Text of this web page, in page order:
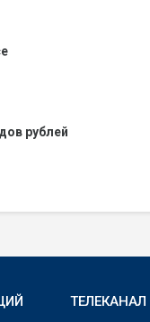
рублей
ТЕЛЕКАНАЛ